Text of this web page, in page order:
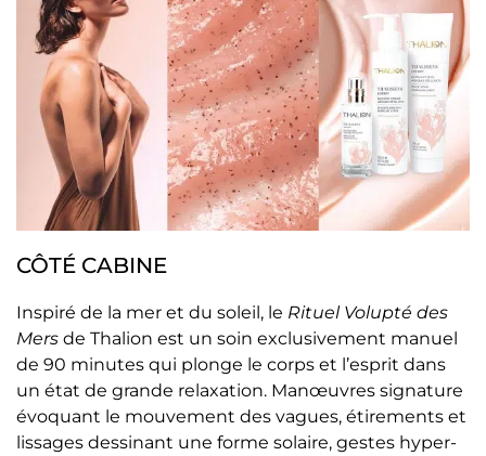
CÔTÉ CABINE
Inspiré de la mer et du soleil, le Rituel Volupté des
Mers de Thalion est un soin exclusivement manuel
de 90 minutes qui plonge le corps et l’esprit dans
un état de grande relaxation. Manœuvres signature
évoquant le mouvement des vagues, étirements et
lissages dessinant une forme solaire, gestes hyper-